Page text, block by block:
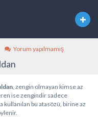
Yorum yapılmamış
, zengin olmayan kimse az
ise zengindir sadece
kullanılan bu atasözü, birine az